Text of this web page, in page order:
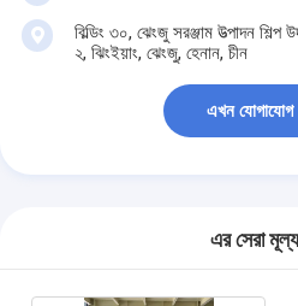
বিল্ডিং ৩০, ঝেংজু সরঞ্জাম উত্পাদন
২, ঝিংইয়াং, ঝেংজু, হেনান, চীন
এখন যোগাযোগ
এর সেরা